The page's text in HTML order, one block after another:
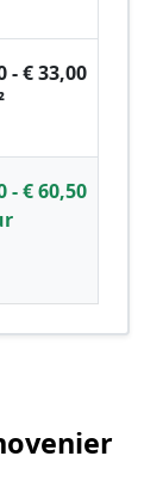
- € 33,00
- € 60,50